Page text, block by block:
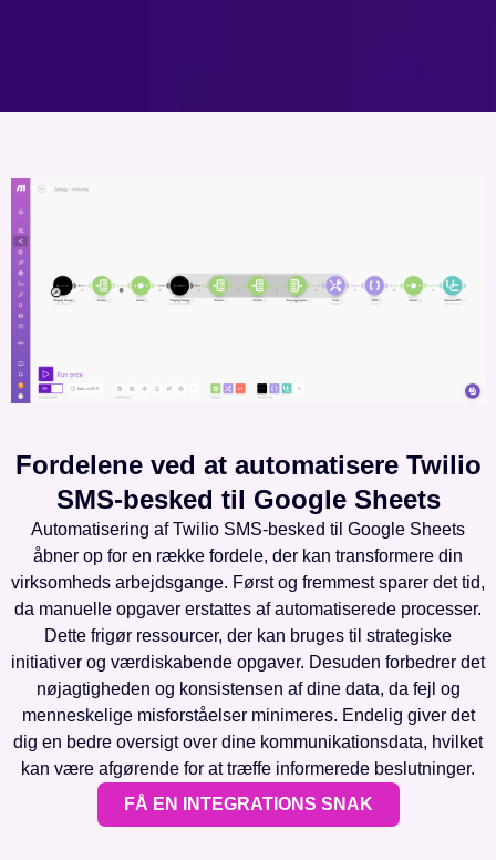
Fordelene ved at automatisere Twilio
SMS-besked til Google Sheets
Automatisering af Twilio SMS-besked til Google Sheets
åbner op for en række fordele, der kan transformere din
virksomheds arbejdsgange. Først og fremmest sparer det tid,
da manuelle opgaver erstattes af automatiserede processer.
Dette frigør ressourcer, der kan bruges til strategiske
initiativer og værdiskabende opgaver. Desuden forbedrer det
nøjagtigheden og konsistensen af dine data, da fejl og
menneskelige misforståelser minimeres. Endelig giver det
dig en bedre oversigt over dine kommunikationsdata, hvilket
kan være afgørende for at træffe informerede beslutninger.
FÅ EN INTEGRATIONS SNAK